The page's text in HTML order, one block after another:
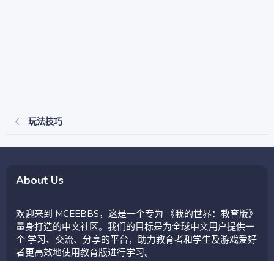
玩法技巧
About Us
欢迎来到 MCEEBBS，这是一个专为 《我的世界：教育版》
量身打造的中文社区。我们的目标是为全球中文用户提供一
个 学习、交流、分享的平台，助力教育者和学生及游戏爱好
者更高效地使用教育版进行学习。